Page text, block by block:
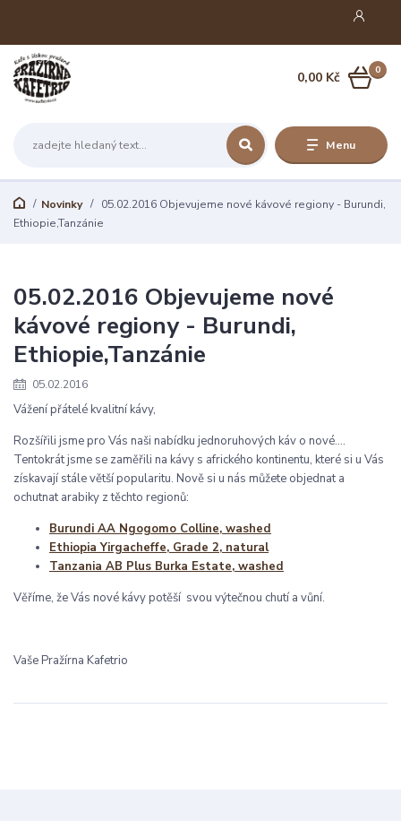
Menu
0
0,00 Kč
Novinky
05.02.2016 Objevujeme nové kávové regiony - Burundi,
Ethiopie,Tanzánie
05.02.2016 Objevujeme nové
kávové regiony - Burundi,
Ethiopie,Tanzánie
05.02.2016
Vážení přátelé kvalitní kávy,
Rozšířili jsme pro Vás naši nabídku jednoruhových káv o nové....
Tentokrát jsme se zaměřili na kávy s afrického kontinentu, které si u Vás
získavají stále větší popularitu. Nově si u nás můžete objednat a
ochutnat arabiky z těchto regionů:
Burundi AA Ngogomo Colline, washed
Ethiopia Yirgacheffe, Grade 2, natural
Tanzania AB Plus Burka Estate, washed
Věříme, že Vás nové kávy potěší svou výtečnou chutí a vůní.
Vaše Pražírna Kafetrio